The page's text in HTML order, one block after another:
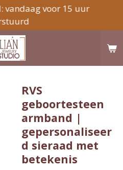
vandaag voor 15 uur
RVS
geboortesteen
armband |
gepersonaliseer
d sieraad met
betekenis